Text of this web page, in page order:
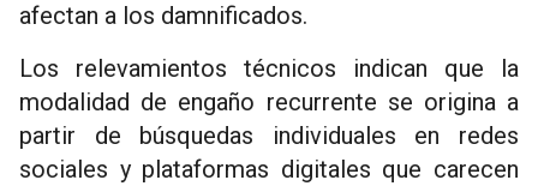
afectan a los damnificados.
Los relevamientos técnicos indican que la
modalidad de engaño recurrente se origina a
partir de búsquedas individuales en redes
sociales y plataformas digitales que carecen